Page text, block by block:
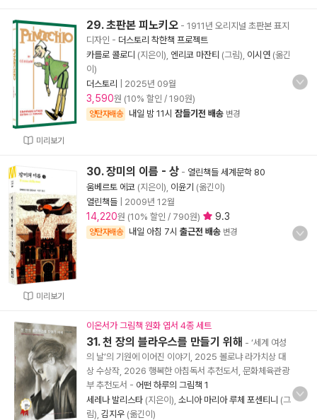
미리보기
29. 초판본 피노키오 - 1911년 오리지널 초판본 표지
디자인 - 더스토리 착한책 프로젝트
카를로 콜로디 (지은이), 엔리코 마잔티 (그림), 이시연 (옮긴
이)
더스토리
2025년 09월
3,590원 (10% 할인 / 190원)
양탄자배송 내일 밤 11시 잠들기전 배송 변경
미리보기
30. 장미의 이름 - 상 - 열린책들 세계문학 80
움베르토 에코 (지은이), 이윤기 (옮긴이)
열린책들
2009년 12월
14,220원 (10% 할인 / 790원) 9.3
양탄자배송 내일 아침 7시 출근전 배송 변경
이온서가 그림책 원화 엽서 4종 세트
31. 천 장의 블라우스를 만들기 위해 - ‘세계 여성
의 날’의 기원에 이어진 이야기, 2025 볼로냐 라가치상 대
상 수상작, 2026 행복한 아침독서 추천도서, 문화체육관광
부 추천도서 - 어떤 하루의 그림책 1
세레나 발리스타 (지은이), 소니아 마리아 루체 포센티니 (그
림), 김지우 (옮긴이)